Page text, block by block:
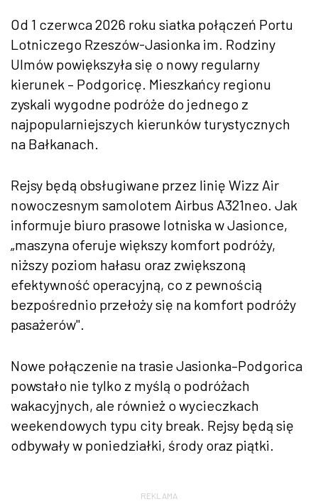
Od 1 czerwca 2026 roku siatka połączeń Portu
Lotniczego Rzeszów-Jasionka im. Rodziny
Ulmów powiększyła się o nowy regularny
kierunek – Podgoricę. Mieszkańcy regionu
zyskali wygodne podróże do jednego z
najpopularniejszych kierunków turystycznych
na Bałkanach.
Rejsy będą obsługiwane przez linię Wizz Air
nowoczesnym samolotem Airbus A321neo. Jak
informuje biuro prasowe lotniska w Jasionce,
„maszyna oferuje większy komfort podróży,
niższy poziom hałasu oraz zwiększoną
efektywność operacyjną, co z pewnością
bezpośrednio przełoży się na komfort podróży
pasażerów".
Nowe połączenie na trasie Jasionka–Podgorica
powstało nie tylko z myślą o podróżach
wakacyjnych, ale również o wycieczkach
weekendowych typu city break. Rejsy będą się
odbywały w poniedziałki, środy oraz piątki.
REKLAMA